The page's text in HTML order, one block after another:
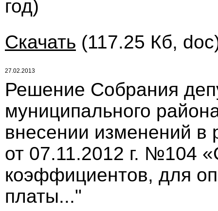
год)
Скачать (117.25 Кб,
27.02.2013
Решение Собрания
муниципального
внесении изменений в
от 07.11.2012 г. №104
коэффициентов, для
платы..."